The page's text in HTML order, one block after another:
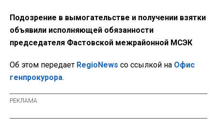
Подозрение в вымогательстве и получении взятки
объявили исполняющей обязанности
председателя Фастовской межрайонной МСЭК
Об этом передает RegioNews со ссылкой на Офис
генпрокурора.